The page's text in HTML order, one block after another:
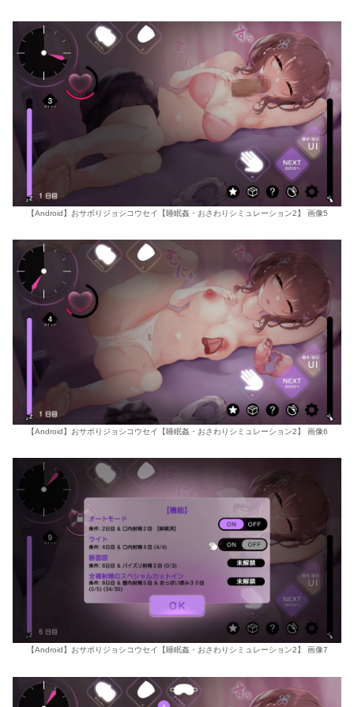
【Android】おサボりジョシコウセイ【睡眠姦・おさわりシミュレーション2】 画像5
【Android】おサボりジョシコウセイ【睡眠姦・おさわりシミュレーション2】 画像6
【Android】おサボりジョシコウセイ【睡眠姦・おさわりシミュレーション2】 画像7